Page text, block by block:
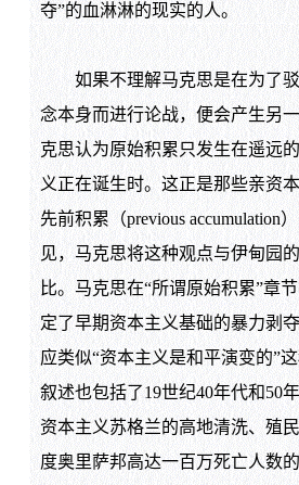
夺”的血淋淋的现实的人。
如果不理解马克思是在为了驳
念本身而进行论战，便会产生另
克思认为原始积累只发生在遥远
义正在诞生时。这正是那些亲资
先前积累（previous accumulation
见，马克思将这种观点与伊甸园
比。马克思在“所谓原始积累”章
定了早期资本主义基础的暴力剥
应类似“资本主义是和平演变的”
叙述也包括了19世纪40年代和50
资本主义苏格兰的高地清洗、殖
度奥里萨邦高达一百万死亡人数